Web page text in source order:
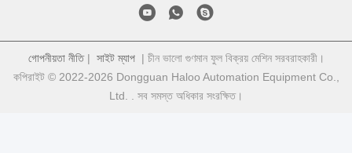
গোপনীয়তা নীতি| সাইট ম্যাপ| চীন ভালো গুণমান ফুল বিক্রয় মেশিন সরবরাহকারী।
কপিরাইট © 2022-2026 Dongguan Haloo Automation Equipment Co.,
Ltd. . সব সমস্ত অধিকার সংরক্ষিত।